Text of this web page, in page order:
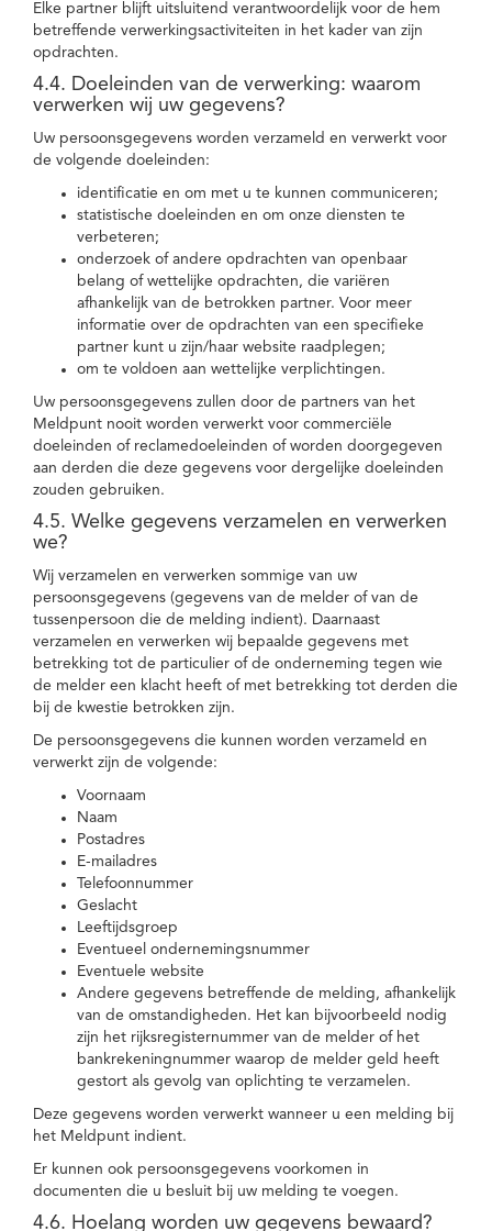
Elke partner blijft uitsluitend verantwoordelijk voor de hem
betreffende verwerkingsactiviteiten in het kader van zijn
opdrachten.
4.4. Doeleinden van de verwerking: waarom
verwerken wij uw gegevens?
Uw persoonsgegevens worden verzameld en verwerkt voor
de volgende doeleinden:
identificatie en om met u te kunnen communiceren;
statistische doeleinden en om onze diensten te
verbeteren;
onderzoek of andere opdrachten van openbaar
belang of wettelijke opdrachten, die variëren
afhankelijk van de betrokken partner. Voor meer
informatie over de opdrachten van een specifieke
partner kunt u zijn/haar website raadplegen;
om te voldoen aan wettelijke verplichtingen.
Uw persoonsgegevens zullen door de partners van het
Meldpunt nooit worden verwerkt voor commerciële
doeleinden of reclamedoeleinden of worden doorgegeven
aan derden die deze gegevens voor dergelijke doeleinden
zouden gebruiken.
4.5. Welke gegevens verzamelen en verwerken
we?
Wij verzamelen en verwerken sommige van uw
persoonsgegevens (gegevens van de melder of van de
tussenpersoon die de melding indient). Daarnaast
verzamelen en verwerken wij bepaalde gegevens met
betrekking tot de particulier of de onderneming tegen wie
de melder een klacht heeft of met betrekking tot derden die
bij de kwestie betrokken zijn.
De persoonsgegevens die kunnen worden verzameld en
verwerkt zijn de volgende:
Voornaam
Naam
Postadres
E-mailadres
Telefoonnummer
Geslacht
Leeftijdsgroep
Eventueel ondernemingsnummer
Eventuele website
Andere gegevens betreffende de melding, afhankelijk
van de omstandigheden. Het kan bijvoorbeeld nodig
zijn het rijksregisternummer van de melder of het
bankrekeningnummer waarop de melder geld heeft
gestort als gevolg van oplichting te verzamelen.
Deze gegevens worden verwerkt wanneer u een melding bij
het Meldpunt indient.
Er kunnen ook persoonsgegevens voorkomen in
documenten die u besluit bij uw melding te voegen.
4.6. Hoelang worden uw gegevens bewaard?